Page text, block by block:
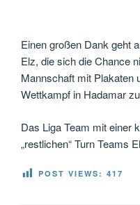
Einen großen Dank geht
Elz, die sich die Chance
Mannschaft mit Plakaten
Wettkampf in Hadamar
Das Liga Team mit einer
„restlichen“ Turn Teams
POST VIEWS: 417